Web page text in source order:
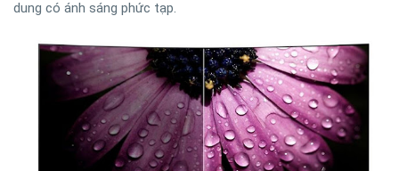
dung có ánh sáng phức tạp.